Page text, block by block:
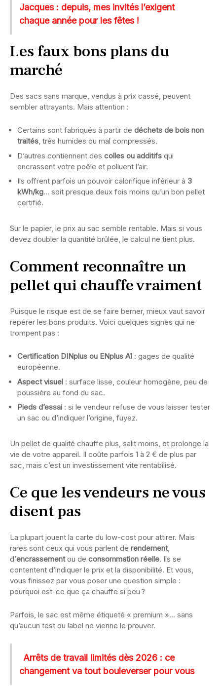
Jacques : depuis, mes invités l’exigent
chaque année pour les fêtes !
Les faux bons plans du
marché
Des sacs sans marque, vendus à prix cassé, peuvent
sembler attrayants. Mais attention :
Certains sont fabriqués à partir de déchets de bois non
traités, très humides ou mal compressés.
D’autres contiennent des colles ou additifs qui
encrassent votre poêle et polluent l’air.
Ils offrent parfois un pouvoir calorifique inférieur à 3
kWh/kg… soit presque deux fois moins qu’un bon pellet
certifié.
Sur le papier, le prix au sac semble rentable. Mais si vous
devez doubler la quantité brûlée, le calcul ne tient plus.
Comment reconnaître un
pellet qui chauffe vraiment
Puisque le risque est de se faire berner, mieux vaut savoir
repérer les bons produits. Voici quelques signes qui ne
trompent pas :
Certification DINplus ou ENplus A1 : gages de qualité
européenne.
Aspect visuel : surface lisse, couleur homogène, peu de
poussière au fond du sac.
Pieds d’essai : si le vendeur refuse de vous laisser tester
un sac ou d’indiquer l’origine, fuyez.
Un pellet de qualité chauffe plus, salit moins, et prolonge la
vie de votre appareil. Il coûte parfois 1 à 2 € de plus par
sac, mais c’est un investissement vite rentabilisé.
Ce que les vendeurs ne vous
disent pas
La plupart jouent la carte du low-cost pour attirer. Mais
rares sont ceux qui vous parlent de rendement,
d’encrassementou de consommation réelle. Ils se
contentent d’indiquer le prix et la disponibilité. Et vous,
vous finissez par vous poser une question simple :
pourquoi est-ce que ça chauffe si peu ?
Parfois, le sac est même étiqueté « premium »… sans
qu’aucun test ou label ne vienne le prouver.
Arrêts de travail limités dès 2026 : ce
changement va tout bouleverser pour vous